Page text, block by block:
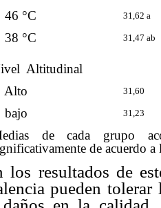
°C 31,62 a
°C 31,47 ab
Altitudinal
31,60
31,23
de cada grupo
de acuerdo
los resultados de
pueden